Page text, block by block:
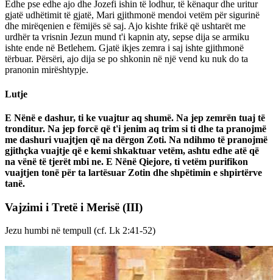
Edhe pse edhe ajo dhe Jozefi ishin të lodhur, të kënaqur dhe uritur
gjatë udhëtimit të gjatë, Mari gjithmonë mendoi vetëm për sigurinë
dhe mirëqenien e fëmijës së saj. Ajo kishte frikë që ushtarët me
urdhër ta vrisnin Jezun mund t'i kapnin aty, sepse dija se armiku
ishte ende në Betlehem. Gjatë ikjes zemra i saj ishte gjithmonë
tërbuar. Përsëri, ajo dija se po shkonin në një vend ku nuk do ta
pranonin mirështypje.
Lutje
E Nënë e dashur, ti ke vuajtur aq shumë. Na jep zemrën tuaj të
tronditur. Na jep forcë që t'i jenim aq trim si ti dhe ta pranojmë
me dashuri vuajtjen që na dërgon Zoti. Na ndihmo të pranojmë
gjithçka vuajtje që e kemi shkaktuar vetëm, ashtu edhe atë që
na vënë të tjerët mbi ne. E Nënë Qiejore, ti vetëm purifikon
vuajtjen tonë për ta lartësuar Zotin dhe shpëtimin e shpirtërve
tanë.
Vajzimi i Tretë i Merisë (III)
Jezu humbi në tempull (cf. Lk 2:41-52)